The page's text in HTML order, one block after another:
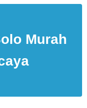
Murah